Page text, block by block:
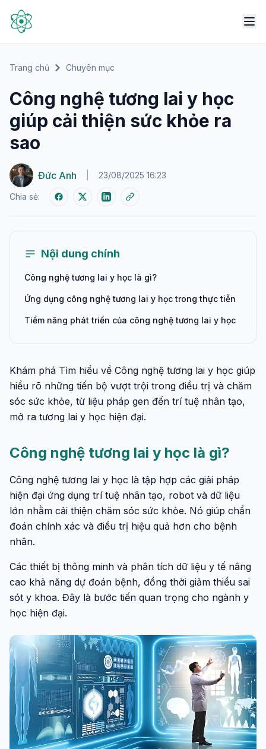
Trang chủ Chuyên mục
Công nghệ tương lai y học
giúp cải thiện sức khỏe ra
sao
Đức Anh 23/08/2025 16:23
Chia sẻ:
Nội dung chính
Công nghệ tương lai y học là gì?
Ứng dụng công nghệ tương lai y học trong thực tiễn
Tiềm năng phát triển của công nghệ tương lai y học
Khám phá Tìm hiểu về Công nghệ tương lai y học giúp
hiểu rõ những tiến bộ vượt trội trong điều trị và chăm
sóc sức khỏe, từ liệu pháp gen đến trí tuệ nhân tạo,
mở ra tương lai y học hiện đại.
Công nghệ tương lai y học là gì?
Công nghệ tương lai y học là tập hợp các giải pháp
hiện đại ứng dụng trí tuệ nhân tạo, robot và dữ liệu
lớn nhằm cải thiện chăm sóc sức khỏe. Nó giúp chẩn
đoán chính xác và điều trị hiệu quả hơn cho bệnh
nhân.
Các thiết bị thông minh và phân tích dữ liệu y tế nâng
cao khả năng dự đoán bệnh, đồng thời giảm thiểu sai
sót y khoa. Đây là bước tiến quan trọng cho ngành y
học hiện đại.